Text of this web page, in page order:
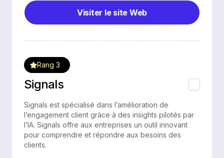
Visiter le site Web
Signals
Rang 3
Signals est spécialisé dans l’amélioration de
l’engagement client grâce à des insights pilotés par
l’IA. Signals offre aux entreprises un outil innovant
pour comprendre et répondre aux besoins des
clients.